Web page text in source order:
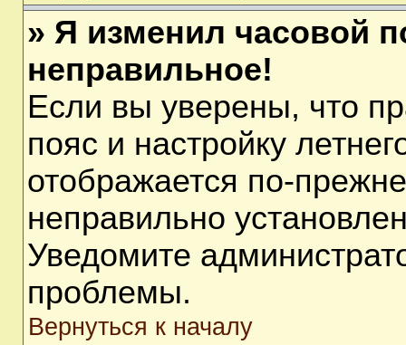
» Я изменил часовой
неправильное!
Если вы уверены, что
пояс и настройку
отображается по-
неправильно
Уведомите
проблемы.
Вернуться к началу